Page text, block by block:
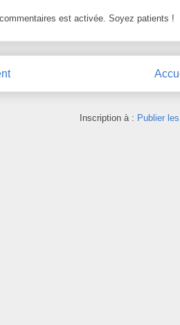
est activée. Soyez patients !
Inscription à : Publier